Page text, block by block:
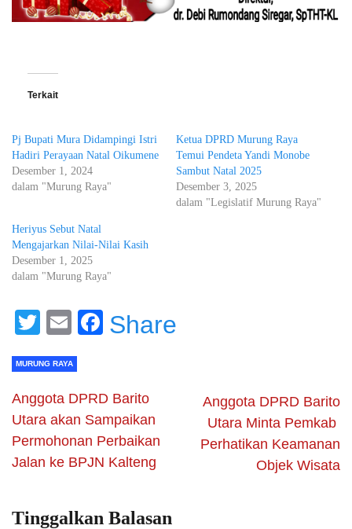
Terkait
Pj Bupati Mura Didampingi Istri
Hadiri Perayaan Natal Oikumene
Desember 1, 2024
dalam "Murung Raya"
Ketua DPRD Murung Raya
Temui Pendeta Yandi Monobe
Sambut Natal 2025
Desember 3, 2025
dalam "Legislatif Murung Raya"
Heriyus Sebut Natal
Mengajarkan Nilai-Nilai Kasih
Desember 1, 2025
dalam "Murung Raya"
Twitter
EmailFacebook
Share
MURUNG RAYA
Anggota DPRD Barito
Utara akan Sampaikan
Permohonan Perbaikan
Jalan ke BPJN Kalteng
Anggota DPRD Barito
Utara Minta Pemkab
Perhatikan Keamanan
Objek Wisata
Tinggalkan Balasan